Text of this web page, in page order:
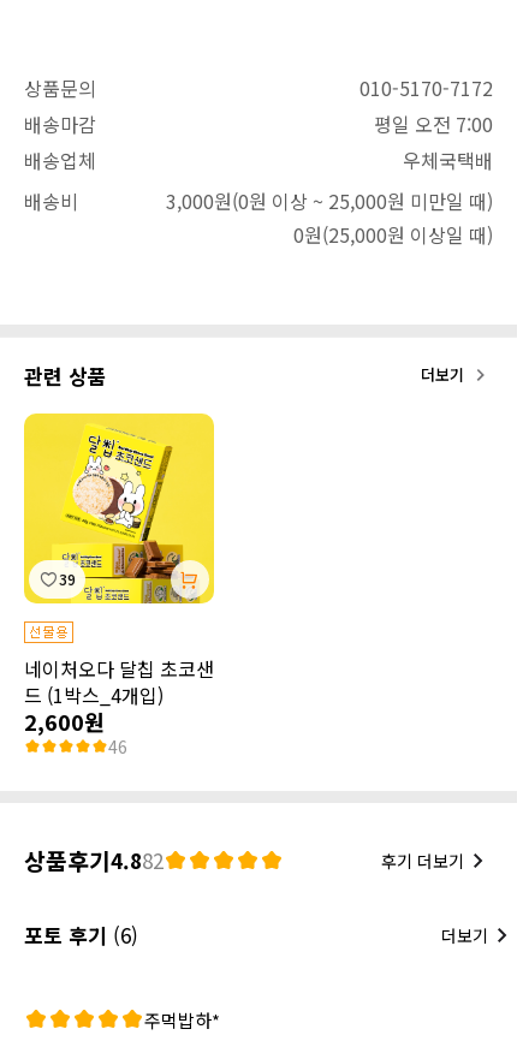
상품문의
010-5170-7172
배송마감
평일 오전 7:00
배송업체
우체국택배
배송비
3,000원(0원 이상 ~ 25,000원 미만일 때)
0원(25,000원 이상일 때)
관련 상품 더보기
39
네이처오다 달칩 초코샌
드 (1박스_4개입)
2,600원
46
상품후기4.882 후기 더보기
포토 후기 (6) 더보기
주먹밥하*